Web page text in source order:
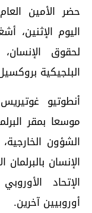
حضر الأمين
اليوم الإثنين،
لحقوق الإنسان،
البلجيكية
أنطوتيو
موسعا بمقر
الشؤون
الإنسان
الإتحاد
أوروبيين آخرين.